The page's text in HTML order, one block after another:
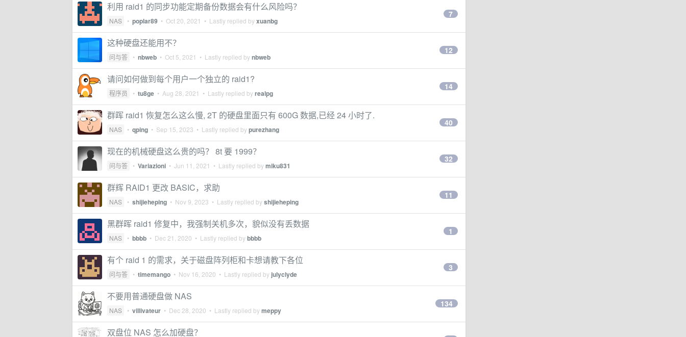
利用 raid1 的同步功能定期备份数据会有什么风险吗？
NAS • poplar89 • Oct 20, 2021 • Lastly replied byxuanbg
7
这种硬盘还能用不？
问与答 • nbweb • Oct 5, 2021 • Lastly replied bynbweb
12
请问如何做到每个用户一个独立的 raid1?
程序员 • tu8ge • Aug 28, 2021 • Lastly replied byrealpg
14
群晖 raid1 恢复怎么这么慢, 2T 的硬盘里面只有 600G 数据,已经 24 小时了.
NAS • qping • Sep 15, 2023 • Lastly replied bypurezhang
40
现在的机械硬盘这么贵的吗？ 8t 要 1999？
问与答 • Variazioni • Jun 11, 2021 • Lastly replied bymiku831
32
群辉 RAID1 更改 BASIC，求助
NAS • shijieheping • Nov 9, 2023 • Lastly replied byshijieheping
11
黑群晖 raid1 修复中，我强制关机多次，貌似没有丢数据
NAS • bbbb • Dec 21, 2020 • Lastly replied bybbbb
1
有个 raid 1 的需求，关于磁盘阵列柜和卡想请教下各位
问与答 • timemango • Nov 16, 2020 • Lastly replied by julyclyde
3
不要用普通硬盘做 NAS
NAS • villivateur • Dec 28, 2020 • Lastly replied bymeppy
134
双盘位 NAS 怎么加硬盘？